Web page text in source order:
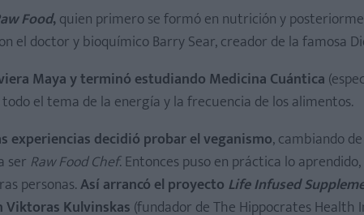
Food,quien primero se formó en nutrición y
el doctor y bioquímico Barry Sear, creador de la famosa
Maya y terminó estudiando Medicina Cuántica
el tema de la energía y la frecuencia de los alimentos.
experiencias decidió probar el veganismo, cambiando
ser Raw Food Chef. Entonces puso en práctica lo
personas.Así arrancó el proyecto Life Infused
Viktoras Kulvinskas (fundador de The Hippocrates